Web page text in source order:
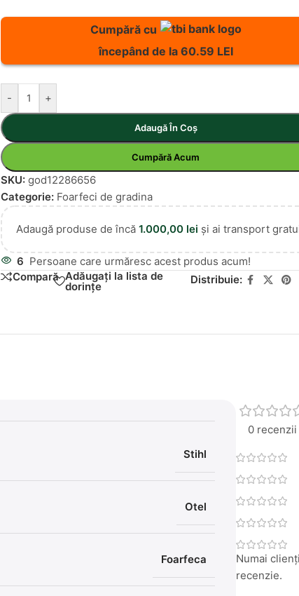
Cumpără cu
începând de la 60.59 LEI
- +
Adaugă În Coș
Cumpără Acum
SKU:god12286656
Categorie: Foarfeci de gradina
Adaugă produse de încă1.000,00 lei și ai transport
6 Persoane care urmăresc acest produs acum!
Compară Adăugați la lista de
dorințe Distribuie:
Stihl
Otel
Foarfeca
0 recenzii
Numai
recenzie.